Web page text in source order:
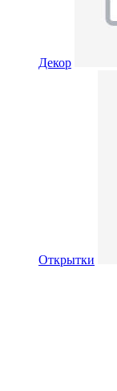
Декор
Открытки